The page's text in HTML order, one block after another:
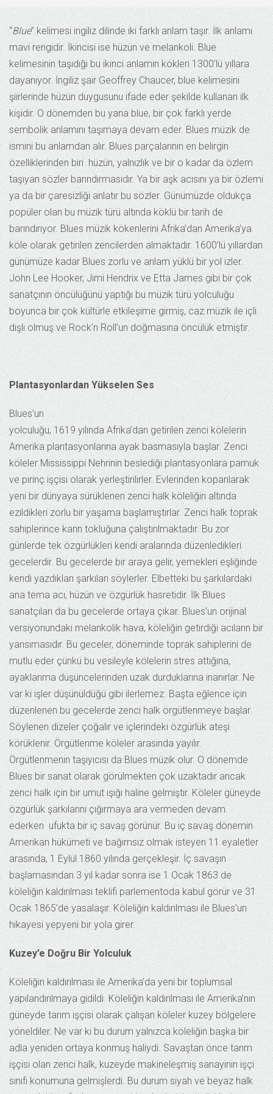
“Blue” kelimesi ingiliz dilinde iki farklı anlam taşır. İlk anlamı
mavi rengidir. İkincisi ise hüzün ve melankoli. Blue
kelimesinin taşıdığı bu ikinci anlamın kökleri 1300’lü yıllara
dayanıyor. İngiliz şair Geoffrey Chaucer, blue kelimesini
şiirlerinde hüzün duygusunu ifade eder şekilde kullanan ilk
kişidir. O dönemden bu yana blue, bir çok farklı yerde
sembolik anlamını taşımaya devam eder. Blues müzik de
ismini bu anlamdan alır. Blues parçalarının en belirgin
özelliklerinden biri hüzün, yalnızlık ve bir o kadar da özlem
taşıyan sözler barındırmasıdır. Ya bir aşk acısını ya bir özlemi
ya da bir çaresizliği anlatır bu sözler. Günümüzde oldukça
popüler olan bu müzik türü altında köklü bir tarih de
barındırıyor. Blues müzik kökenlerini Afrika’dan Amerika’ya
köle olarak getirilen zencilerden almaktadır. 1600’lü yıllardan
günümüze kadar Blues zorlu ve anlam yüklü bir yol izler.
John Lee Hooker, Jimi Hendrix ve Etta James gibi bir çok
sanatçının öncülüğünü yaptığı bu müzik türü yolculuğu
boyunca bir çok kültürle etkileşime girmiş, caz müzik ile içli
dışlı olmuş ve Rock’n Roll’un doğmasına öncülük etmiştir.
Plantasyonlardan Yükselen Ses
Blues’un
yolculuğu, 1619 yılında Afrika’dan getirilen zenci kölelerin
Amerika plantasyonlarına ayak basmasıyla başlar. Zenci
köleler Mississippi Nehrinin beslediği plantasyonlara pamuk
ve pirinç işçisi olarak yerleştirilirler. Evlerinden koparılarak
yeni bir dünyaya sürüklenen zenci halk köleliğin altında
ezildikleri zorlu bir yaşama başlamıştırlar. Zenci halk toprak
sahiplerince karın tokluğuna çalıştırılmaktadır. Bu zor
günlerde tek özgürlükleri kendi aralarında düzenledikleri
gecelerdir. Bu gecelerde bir araya gelir, yemekleri eşliğinde
kendi yazdıkları şarkıları söylerler. Elbetteki bu şarkılardaki
ana tema acı, hüzün ve özgürlük hasretidir. İlk Blues
sanatçıları da bu gecelerde ortaya çıkar. Blues’un orijinal
versiyonundaki melankolik hava, köleliğin getirdiği acıların bir
yansımasıdır. Bu geceler, döneminde toprak sahiplerini de
mutlu eder çünkü bu vesileyle kölelerin stres attığına,
ayaklanma düşüncelerinden uzak durduklarına inanırlar. Ne
var ki işler düşünüldüğü gibi ilerlemez. Başta eğlence için
düzenlenen bu gecelerde zenci halk örgütlenmeye başlar.
Söylenen dizeler çoğalır ve içlerindeki özgürlük ateşi
körüklenir. Örgütlenme köleler arasında yayılır.
Örgütlenmenin taşıyıcısı da Blues müzik olur. O dönemde
Blues bir sanat olarak görülmekten çok uzaktadır ancak
zenci halk için bir umut ışığı haline gelmiştir. Köleler güneyde
özgürlük şarkılarını çığırmaya ara vermeden devam
ederken ufukta bir iç savaş görünür. Bu iç savaş dönemin
Amerikan hükümeti ve bağımsız olmak isteyen 11 eyaletler
arasında, 1 Eylül 1860 yılında gerçekleşir. İç savaşın
başlamasından 3 yıl kadar sonra ise 1 Ocak 1863 de
köleliğin kaldırılması teklifi parlementoda kabul görür ve 31
Ocak 1865’de yasalaşır. Köleliğin kaldırılması ile Blues’un
hikayesi yepyeni bir yola girer.
Kuzey’e Doğru Bir Yolculuk
Köleliğin kaldırılması ile Amerika’da yeni bir toplumsal
yapılandırılmaya gidildi. Köleliğin kaldırılması ile Amerika’nın
güneyde tarım işçisi olarak çalışan köleler kuzey bölgelere
yöneldiler. Ne var ki bu durum yalnızca köleliğin başka bir
adla yeniden ortaya konmuş haliydi. Savaştan önce tarım
işçisi olan zenci halk, kuzeyde makineleşmiş sanayinin işçi
sınıfı konumuna gelmişlerdi. Bu durum siyah ve beyaz halk